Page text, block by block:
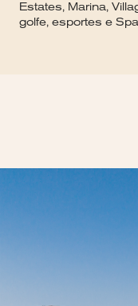
Estates, Marina,
golfe, esportes e